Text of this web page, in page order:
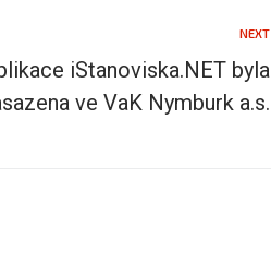
NEXT
iStanoviska.NET byla
ve VaK Nymburk a.s.